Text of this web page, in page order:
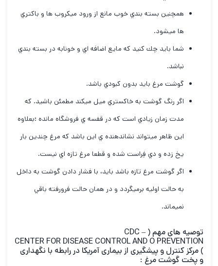
همچنين بسته بندي خوب مانع از ورود ميكروب ها و باكتري
ها ميشود.
شما بايد چك كنيد كه مايع اضافه اي و خونابه در بسته بندي
نباشد.
گوشت مرغ بايد بدون كبودي باشد.
اگر رنگ گوشت به خاكستري ميل ميكند مطمئن باشيد. كه
مدت زمان زيادي است كه در قفسه ي فروشگاه مانده ؛بعلاوه
اين ظاهر ميتواند نشاندهنده ي اين باشد كه مرغ چندين بار
يخ زده و دي فِراست شده و قطعا مرغ تازه اي نيست.
اگر گوشت مرغ تازه باشد بايد، با فشار دادن گوشت به داخل
به حالت اوليه برميگردد و در همان حالت فرورفته باقي
نميماند.
توصیه های مهم ( CDC –
CENTER FOR DISEASE CONTROL AND O PREVENTION
) مرکز کنترل و پیشگیری از بیماری آمریکا در رابطه با نگهداری
و پخت گوشت مرغ :